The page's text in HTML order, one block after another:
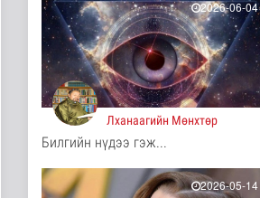
5 цаг 4 минутын өмнө
COP17-ын зочид,
төлөөлөгчдөд үйлчлэх
250 орчим ж..
Нийгэм
6 цаг 25 минутын өмнө
Шатахууны нөөцийг
доголдлыг арилгах..
Нийгэм
2026-06-04
Лханаагийн Мөнхтөр
Билгийн нүдээ гэж...
2026-05-14